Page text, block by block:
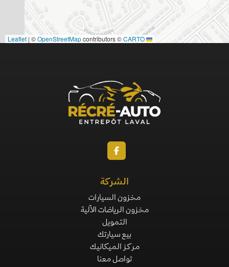
| ©OpenStreetMapcontributors ©CARTO
الشركة
مخزون السيارات
مخزون الرياضات الآلية
التمويل
بيع سيارتك
مركز الميكانيك
تواصل معنا